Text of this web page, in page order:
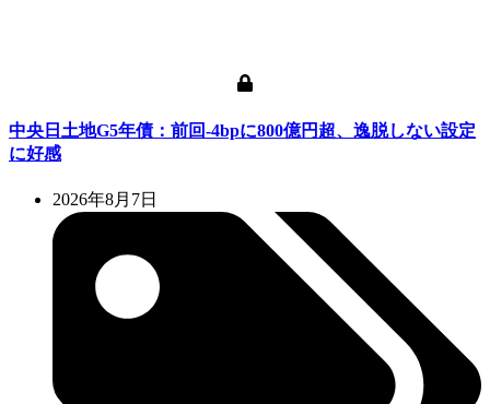
中央日土地G5年債：前回-4bpに800億円超、逸脱しない設定
に好感
2026年8月7日